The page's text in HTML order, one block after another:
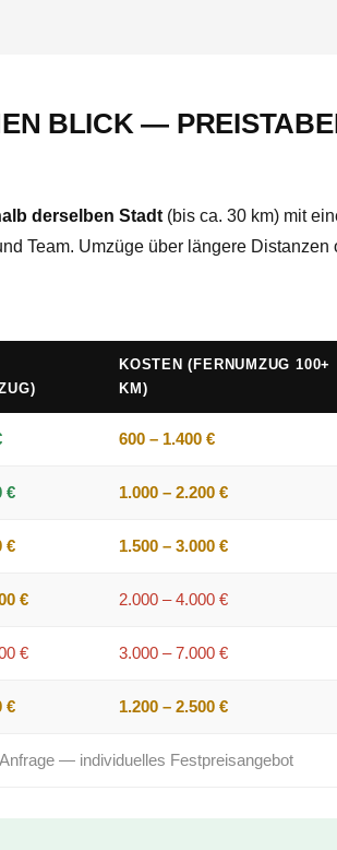
BLICK —
derselben Stadt (bis ca. 30 km) mit
Team. Umzüge über längere Distanzen
KOSTEN (FERNUMZUG 100+
KM)
600 – 1.400 €
€ 1.000 – 2.200 €
€ 1.500 – 3.000 €
€ 2.000 – 4.000 €
€ 3.000 – 7.000 €
€ 1.200 – 2.500 €
— individuelles Festpreisangebot